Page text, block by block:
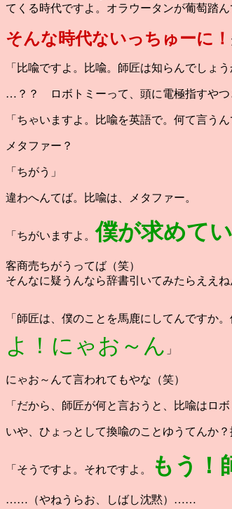
てくる時代ですよ。オラウータンが葡萄踏ん
そんな時代ないっちゅーに！
「比喩ですよ。比喩。師匠は知らんでしょ
…？？ ロボトミーって、頭に電極指すやつ
「ちゃいますよ。比喩を英語で。何て言うん
メタファー？
「ちがう」
違わへんてば。比喩は、メタファー。
「ちがいますよ。僕が求めて
客商売ちがうってば（笑）
そんなに疑うんなら辞書引いてみたらええね
「師匠は、僕のことを馬鹿にしてんですか
よ！にゃお～ん 」
にゃお～んて言われてもやな（笑）
「だから、師匠が何と言おうと、比喩はロボ
いや、ひょっとして換喩のことゆうてんか？
「そうですよ。それですよ。 もう！
……（やねうらお、しばし沈黙）……